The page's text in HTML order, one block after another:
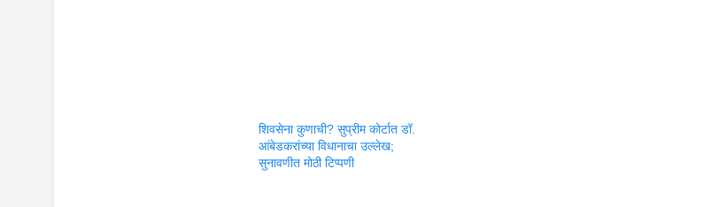
शिवसेना कुणाची? सुप्रीम कोर्टात डॉ.
आंबेडकरांच्या विधानाचा उल्लेख;
सुनावणीत मोठी टिप्पणी